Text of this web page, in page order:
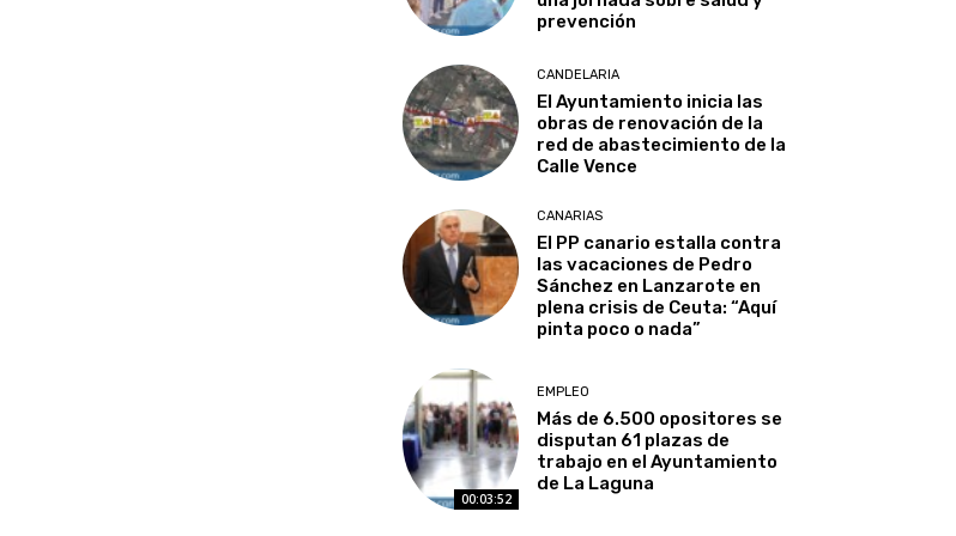
prevención
CANDELARIA
El Ayuntamiento inicia las
obras de renovación de la
red de abastecimiento de la
Calle Vence
CANARIAS
El PP canario estalla contra
las vacaciones de Pedro
Sánchez en Lanzarote en
plena crisis de Ceuta: “Aquí
pinta poco o nada”
00:03:52
EMPLEO
Más de 6.500 opositores se
disputan 61 plazas de
trabajo en el Ayuntamiento
de La Laguna